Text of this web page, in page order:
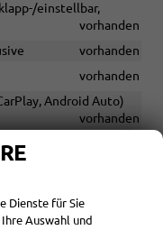
einstellbar,
vorhanden
vorhanden
vorhanden
Android Auto)
vorhanden
vorhanden
Dienste für Sie
Auswahl und